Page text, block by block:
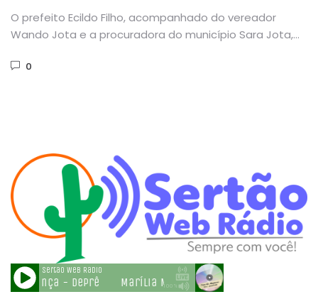
O prefeito Ecildo Filho, acompanhado do vereador
Wando Jota e a procuradora do município Sara Jota,
0